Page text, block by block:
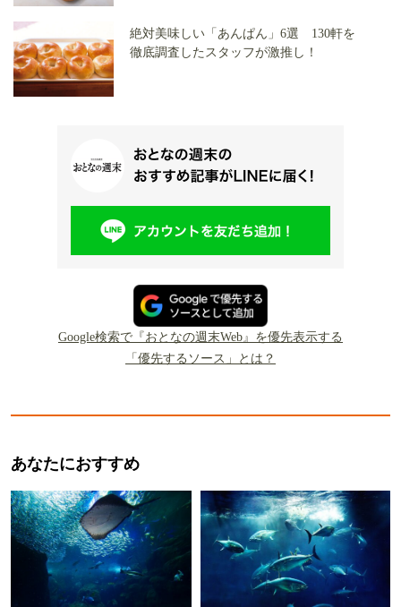
絶対美味しい「あんぱん」6選 130軒を
徹底調査したスタッフが激推し！
Google検索で『おとなの週末Web』を優先表示する
「優先するソース」とは？
あなたにおすすめ